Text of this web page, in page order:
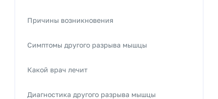
Причины возникновения
Симптомы другого разрыва мышцы
Какой врач лечит
Диагностика другого разрыва мышцы